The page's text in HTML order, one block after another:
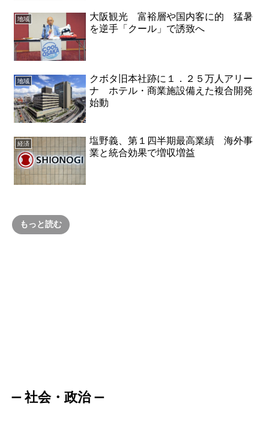
地域
大阪観光 富裕層や国内客に的 猛暑
を逆手「クール」で誘致へ
地域
クボタ旧本社跡に１．２５万人アリー
ナ ホテル・商業施設備えた複合開発
始動
経済
塩野義、第１四半期最高業績 海外事
業と統合効果で増収増益
もっと読む
ー 社会・政治ー